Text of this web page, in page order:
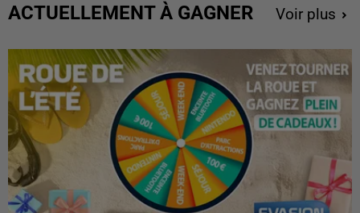
ACTUELLEMENT À GAGNER Voir plus